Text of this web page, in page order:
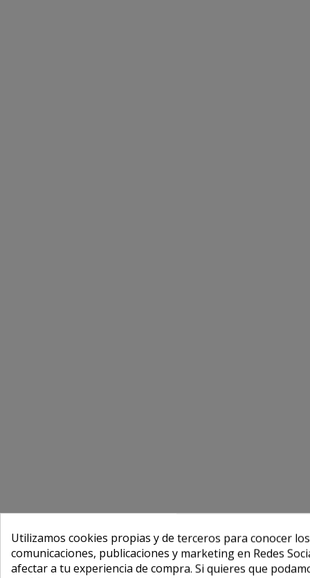
Utilizamos cookies propias y de terceros para conocer
comunicaciones, publicaciones y marketing en Redes
afectar a tu experiencia de compra. Si quieres que